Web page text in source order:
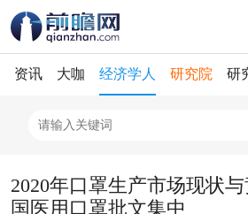
资讯 大咖 经济学人 研究院 研
2020年口罩生产市场现状
国医用口罩批文集中